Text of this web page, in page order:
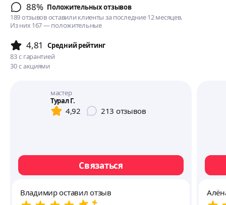
88% Положительных отзывов
189 отзывов оставили клиенты за последние 12 месяцев.
Из них 167 — положительные
4,81
Cредний рейтинг
83 с гарантией
30 с акциями
мастер
Турал Г.
4,92 213 отзывов
Связаться
Владимир оставил отзыв